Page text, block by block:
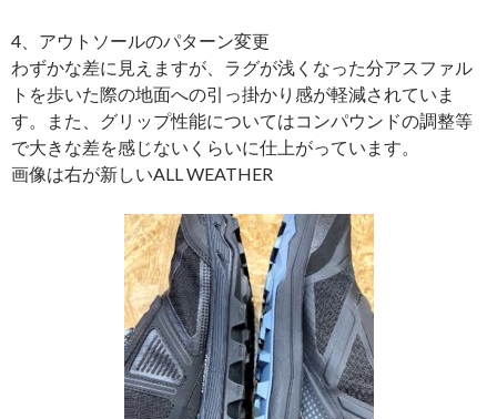
4、アウトソールのパターン変更
わずかな差に見えますが、ラグが浅くなった分アスファル
トを歩いた際の地面への引っ掛かり感が軽減されていま
す。また、グリップ性能についてはコンパウンドの調整等
で大きな差を感じないくらいに仕上がっています。
画像は右が新しいALL WEATHER